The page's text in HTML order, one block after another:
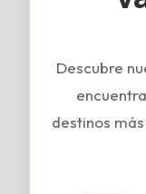
Descubre
destinos